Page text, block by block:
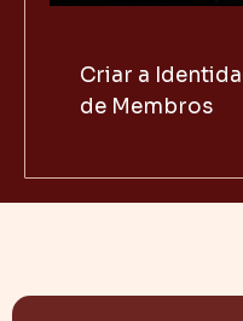
Criar a
de Membros